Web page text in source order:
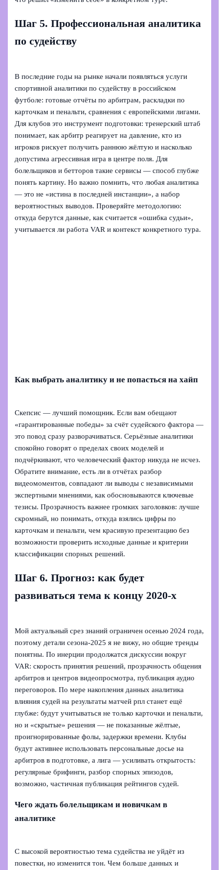
Шаг 5. Профессиональная аналитика
по судейству
В последние годы на рынке начали появляться услуги
спортивной аналитики по судейству в российском
футболе: готовые отчёты по арбитрам, раскладки по
карточкам и пенальти, сравнения с европейскими лигами.
Для клубов это инструмент подготовки: тренерский штаб
понимает, как арбитр реагирует на давление, кто из
игроков рискует получить раннюю жёлтую и насколько
допустима агрессивная игра в центре поля. Для
болельщиков и бетторов такие сервисы — способ глубже
понять картину. Но важно помнить, что любая аналитика
— это не «истина в последней инстанции», а набор
вероятностных выводов. Проверяйте методологию:
откуда берутся данные, как считается «ошибка судьи»,
учитывается ли работа VAR и контекст конкретного тура.
Как выбрать аналитику и не попасться на хайп
Скепсис — лучший помощник. Если вам обещают
«гарантированные победы» за счёт судейского фактора —
это повод сразу разворачиваться. Серьёзные аналитики
спокойно говорят о пределах своих моделей и
подчёркивают, что человеческий фактор никуда не исчез.
Обратите внимание, есть ли в отчётах разбор
видеомоментов, совпадают ли выводы с независимыми
экспертными мнениями, как обосновываются ключевые
тезисы. Прозрачность важнее громких заголовков: лучше
скромный, но понимать, откуда взялись цифры по
карточкам и пенальти, чем красивую презентацию без
возможности проверить исходные данные и критерии
классификации спорных решений.
Шаг 6. Прогноз: как будет
развиваться тема к концу 2020‑х
Мой актуальный срез знаний ограничен осенью 2024 года,
поэтому детали сезона‑2025 я не вижу, но общие тренды
понятны. По инерции продолжатся дискуссии вокруг
VAR: скорость принятия решений, прозрачность общения
арбитров и центров видеопросмотра, публикация аудио
переговоров. По мере накопления данных аналитика
влияния судей на результаты матчей рпл станет ещё
глубже: будут учитываться не только карточки и пенальти,
но и «скрытые» решения — не показанные жёлтые,
проигнорированные фолы, задержки времени. Клубы
будут активнее использовать персональные досье на
арбитров в подготовке, а лига — усиливать открытость:
регулярные брифинги, разбор спорных эпизодов,
возможно, частичная публикация рейтингов судей.
Чего ждать болельщикам и новичкам в
аналитике
С высокой вероятностью тема судейства не уйдёт из
повестки, но изменится тон. Чем больше данных и